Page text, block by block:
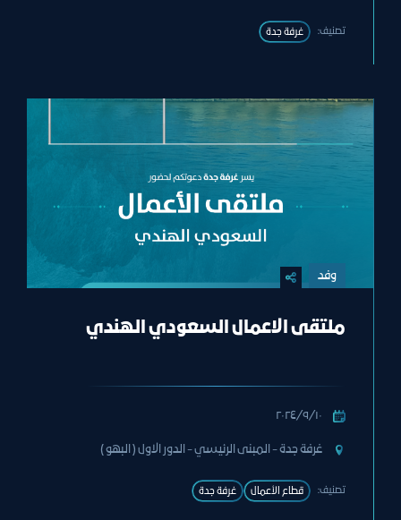
تصنيف: غرفة جدة
وفد
ملتقى الاعمال السعودي الهندي
١٠‏/٩‏/٢٠٢٤
غرفة جدة - المبنى الرئيسي - الدور الاول ( البهو )
تصنيف: قطاع الأعمال غرفة جدة